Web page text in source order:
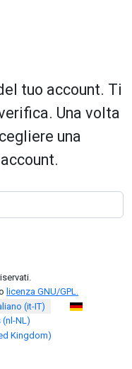
tuo account. Ti
Una volta
una
licenza GNU/GPL.